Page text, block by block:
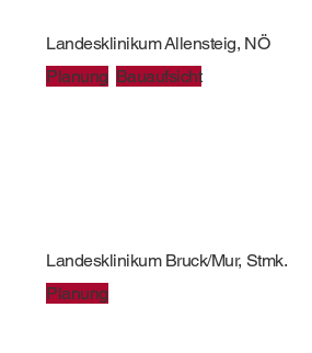
Landesklinikum Allensteig, NÖ
Planung Bauaufsicht
Landesklinikum Bruck/Mur, Stmk.
Planung